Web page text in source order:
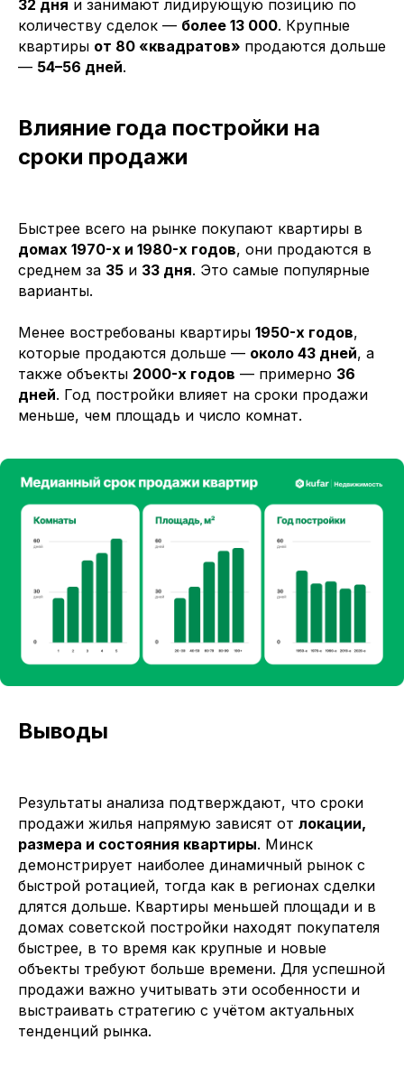
32 дня и занимают лидирующую позицию по
количеству сделок — более 13 000. Крупные
квартиры от 80 «квадратов» продаются дольше
— 54–56 дней.
Влияние года постройки на
сроки продажи
Быстрее всего на рынке покупают квартиры в
домах 1970-х и 1980-х годов, они продаются в
среднем за 35 и 33 дня. Это самые популярные
варианты.
Менее востребованы квартиры 1950-х годов,
которые продаются дольше — около 43 дней, а
также объекты 2000-х годов — примерно 36
дней. Год постройки влияет на сроки продажи
меньше, чем площадь и число комнат.
Выводы
Результаты анализа подтверждают, что сроки
продажи жилья напрямую зависят от локации,
размера и состояния квартиры. Минск
демонстрирует наиболее динамичный рынок с
быстрой ротацией, тогда как в регионах сделки
длятся дольше. Квартиры меньшей площади и в
домах советской постройки находят покупателя
быстрее, в то время как крупные и новые
объекты требуют больше времени. Для успешной
продажи важно учитывать эти особенности и
выстраивать стратегию с учётом актуальных
тенденций рынка.